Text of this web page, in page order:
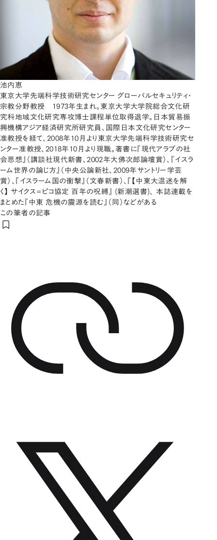
池内恵
東京大学先端科学技術研究センター グローバルセキュリティ・
宗教分野教授 1973年生まれ。東京大学大学院総合文化研
究科地域文化研究専攻博士課程単位取得退学。日本貿易振
興機構アジア経済研究所研究員、国際日本文化研究センター
准教授を経て、2008年10月より東京大学先端科学技術研究セ
ンター准教授、2018年10月より現職。著書に『現代アラブの社
会思想』（講談社現代新書、2002年大佛次郎論壇賞）、『イスラ
ーム世界の論じ方』（中央公論新社、2009年サントリー学芸
賞）、『イスラーム国の衝撃』（文春新書）、『【中東大混迷を解
く】 サイクス=ピコ協定 百年の呪縛』 (新潮選書)、 本誌連載を
まとめた『中東 危機の震源を読む』（同）などがある
この筆者の記事